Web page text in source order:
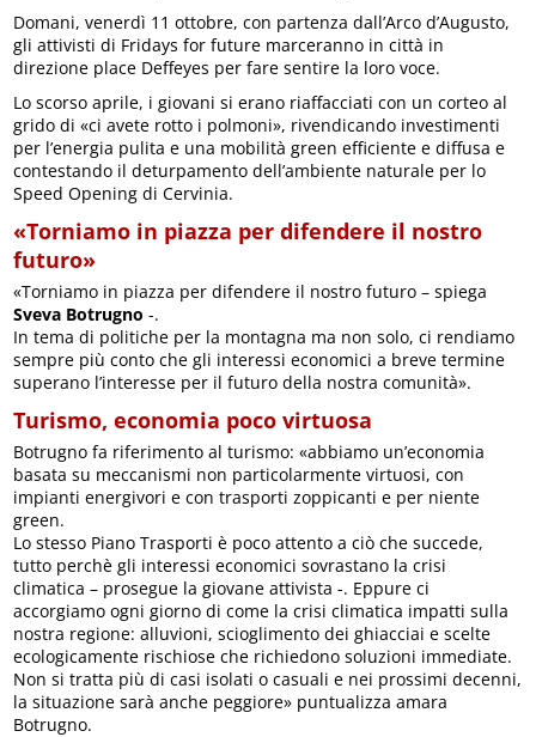
Domani, venerdì 11 ottobre, con partenza dall’Arco d’Augusto,
gli attivisti di Fridays for future marceranno in città in
direzione place Deffeyes per fare sentire la loro voce.
Lo scorso aprile, i giovani si erano riaffacciati con un corteo al
grido di «ci avete rotto i polmoni», rivendicando investimenti
per l’energia pulita e una mobilità green efficiente e diffusa e
contestando il deturpamento dell’ambiente naturale per lo
Speed Opening di Cervinia.
«Torniamo in piazza per difendere il nostro
futuro»
«Torniamo in piazza per difendere il nostro futuro – spiega
Sveva Botrugno -.
In tema di politiche per la montagna ma non solo, ci rendiamo
sempre più conto che gli interessi economici a breve termine
superano l’interesse per il futuro della nostra comunità».
Turismo, economia poco virtuosa
Botrugno fa riferimento al turismo: «abbiamo un’economia
basata su meccanismi non particolarmente virtuosi, con
impianti energivori e con trasporti zoppicanti e per niente
green.
Lo stesso Piano Trasporti è poco attento a ciò che succede,
tutto perchè gli interessi economici sovrastano la crisi
climatica – prosegue la giovane attivista -. Eppure ci
accorgiamo ogni giorno di come la crisi climatica impatti sulla
nostra regione: alluvioni, scioglimento dei ghiacciai e scelte
ecologicamente rischiose che richiedono soluzioni immediate.
Non si tratta più di casi isolati o casuali e nei prossimi decenni,
la situazione sarà anche peggiore» puntualizza amara
Botrugno.